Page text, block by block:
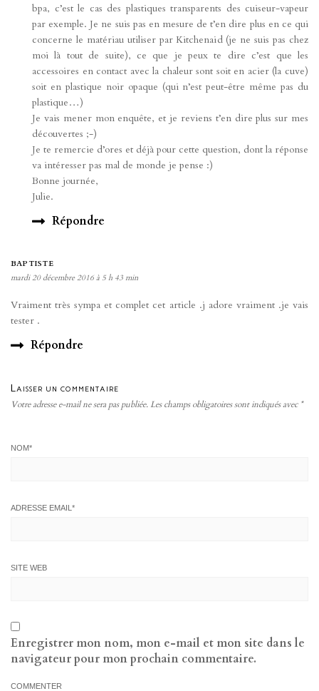
bpa, c’est le cas des plastiques transparents des cuiseur-vapeur
par exemple. Je ne suis pas en mesure de t’en dire plus en ce qui
concerne le matériau utiliser par Kitchenaid (je ne suis pas chez
moi là tout de suite), ce que je peux te dire c’est que les
accessoires en contact avec la chaleur sont soit en acier (la cuve)
soit en plastique noir opaque (qui n’est peut-être même pas du
plastique…)
Je vais mener mon enquête, et je reviens t’en dire plus sur mes
découvertes ;-)
Je te remercie d’ores et déjà pour cette question, dont la réponse
va intéresser pas mal de monde je pense :)
Bonne journée,
Julie.
Répondre
BAPTISTE
mardi 20 décembre 2016 à 5 h 43 min
Vraiment très sympa et complet cet article .j adore vraiment .je vais
tester .
Répondre
Laisser un commentaire
Votre adresse e-mail ne sera pas publiée.Les champs obligatoires sont indiqués avec *
NOM*
ADRESSE EMAIL *
SITE WEB
Enregistrer mon nom, mon e-mail et mon site dans le
navigateur pour mon prochain commentaire.
COMMENTER